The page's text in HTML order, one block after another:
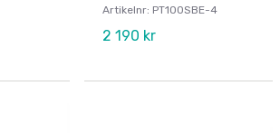
Artikelnr: PT100SBE-4
2 190 kr